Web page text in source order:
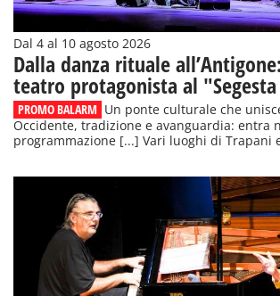
Dal 4 al 10 agosto 2026
Dalla danza rituale
teatro protagonista al
PROMO BALARM Un ponte culturale che
Occidente, tradizione e avanguardia: entra
programmazione [...] Vari luoghi di Trapani